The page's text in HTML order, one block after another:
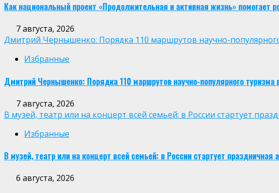
Как национальный проект «Продолжительная и активная жизнь» помогает
7 августа, 2026
Дмитрий Чернышенко: Порядка 110 маршрутов научно-
Избранные
Дмитрий Чернышенко: Порядка 110 маршрутов научно-популярного туризма
7 августа, 2026
В музей, театр или на концерт всей семьей: в России стартует
Избранные
В музей, театр или на концерт всей семьей: в России стартует
6 августа, 2026